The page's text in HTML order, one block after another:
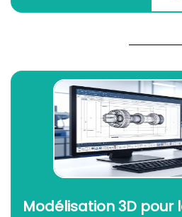
Modélisation 3D